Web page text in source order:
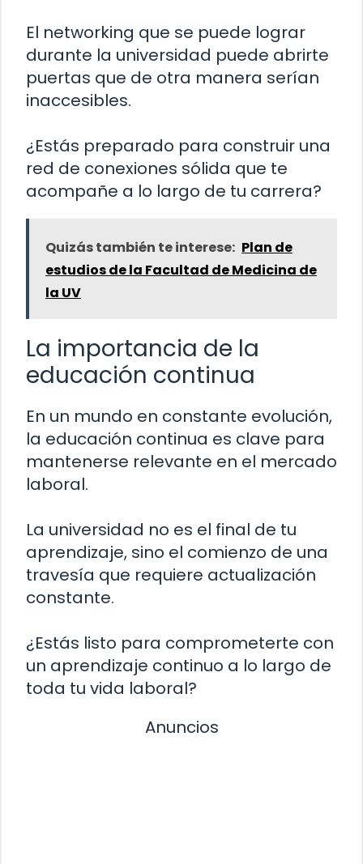
El networking que se puede lograr
durante la universidad puede abrirte
puertas que de otra manera serían
inaccesibles.
¿Estás preparado para construir una
red de conexiones sólida que te
acompañe a lo largo de tu carrera?
Quizás también te interese: Plan de
estudios de la Facultad de Medicina de
la UV
La importancia de la
educación continua
En un mundo en constante evolución,
la educación continua es clave para
mantenerse relevante en el mercado
laboral.
La universidad no es el final de tu
aprendizaje, sino el comienzo de una
travesía que requiere actualización
constante.
¿Estás listo para comprometerte con
un aprendizaje continuo a lo largo de
toda tu vida laboral?
Anuncios